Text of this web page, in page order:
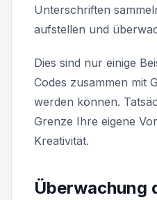
Unterschriften
aufstellen und
Dies sind nur einige
Codes zusammen mit
werden können.
Grenze Ihre eigene
Kreativität.
Überwachung